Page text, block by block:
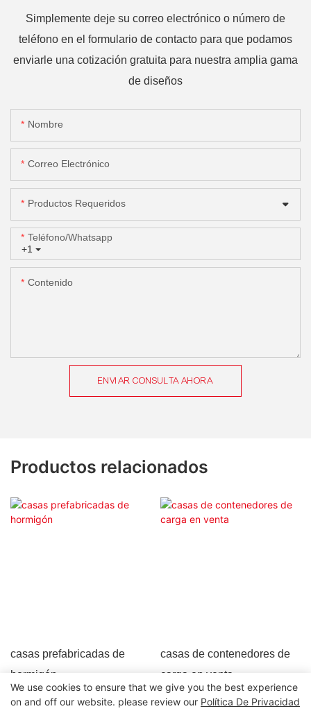
Simplemente deje su correo electrónico o número de
teléfono en el formulario de contacto para que podamos
enviarle una cotización gratuita para nuestra amplia gama
de diseños
Nombre
Correo Electrónico
Productos Requeridos
+1
Teléfono/whatsapp
Contenido
ENVIAR CONSULTA AHORA
Productos relacionados
casas prefabricadas de
hormigón
casas de contenedores de
carga en venta
We use cookies to ensure that we give you the best experience
on and off our website. please review our Política De Privacidad